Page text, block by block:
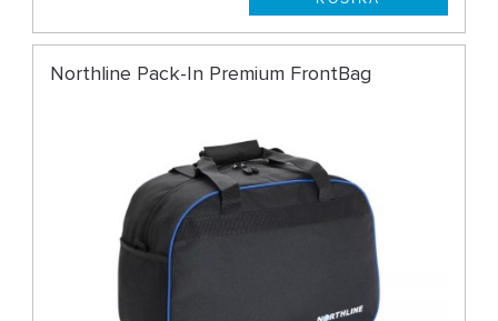
Northline Pack-In Premium FrontBag